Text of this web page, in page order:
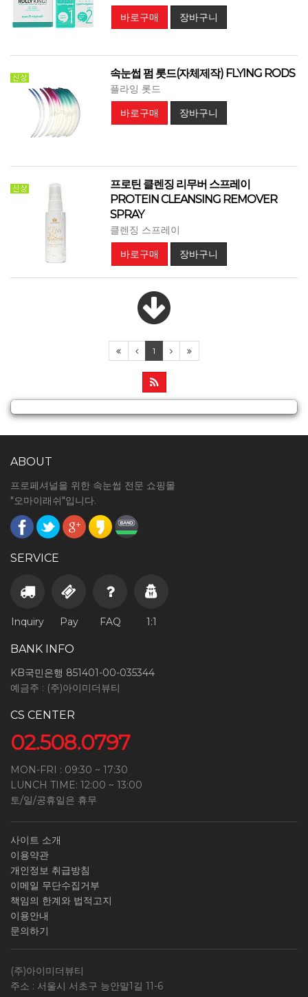
바로구매
장바구니
속눈썹 펌 롯드(자체제작) FLYING RODS
플라잉 롯드
바로구매
장바구니
프로틴 클렌징 리무버 스프레이
PROTEIN CLEANSING REMOVER
SPRAY
클렌징 스프레이
바로구매
장바구니
1
ABOUT
프로페셔널을 위한 속눈썹 전문 쇼핑몰
"오마이래쉬"입니다.
SERVICE
Inquiry Pay FAQ 1:1
BANK INFO
KB국민은행 851401-00-035344
예금주 : (주)아이미더뷰티
CS CENTER
02.508.0797
MON-FRI : 09:30 ~ 17:30
LUNCH TIME: 12:00 ~ 13:00
토/일/공휴일은 휴무
사이트 소개
이용약관
개인정보 취급방침
이메일 무단수집거부
책임의 한계와 법적고지
이용안내
문의하기
(주)아이미더뷰티
주소 : 서울시 서초구 능안말1길 11-6